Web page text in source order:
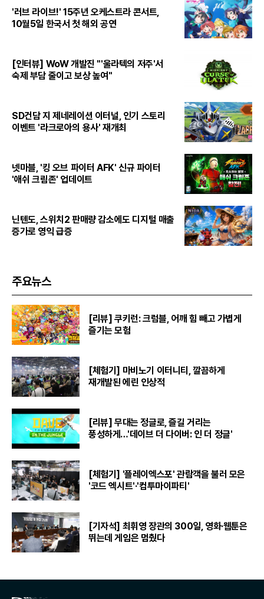
'러브 라이브!' 15주년 오케스트라 콘서트,
10월5일 한국서 첫 해외 공연
[인터뷰] WoW 개발진 "'울라텍의 저주'서
숙제 부담 줄이고 보상 높여"
SD건담 지 제네레이션 이터널, 인기 스토리
이벤트 '라크로아의 용사' 재개최
넷마블, '킹 오브 파이터 AFK' 신규 파이터
'애쉬 크림존' 업데이트
닌텐도, 스위치2 판매량 감소에도 디지털 매출
증가로 영익 급증
주요뉴스
[리뷰] 쿠키런: 크럼블, 어깨 힘 빼고 가볍게
즐기는 모험
[체험기] 마비노기 이터니티, 깔끔하게
재개발된 에린 인상적
[리뷰] 무대는 정글로, 즐길 거리는
풍성하게…'데이브 더 다이버: 인 더 정글'
[체험기] '플레이엑스포' 관람객을 불러 모은
'코드 엑시트'·'컴투마이파티'
[기자석] 최휘영 장관의 300일, 영화·웹툰은
뛰는데 게임은 멈췄다